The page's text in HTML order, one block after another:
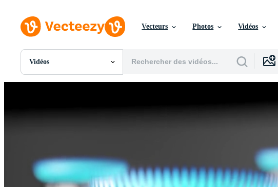
Vecteurs Photos Vidéos
Vidéos
Toutes Images
Motion graphics
Événements Éditoriaux